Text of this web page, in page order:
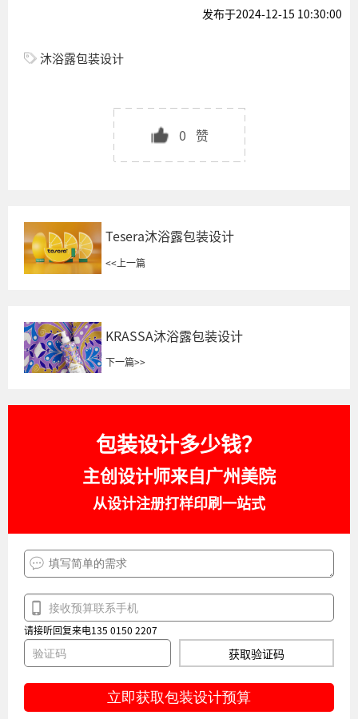
发布于2024-12-15 10:30:00
沐浴露包装设计
0 赞
Tesera沐浴露包装设计
<< 上一篇
KRASSA沐浴露包装设计
下一篇>>
包装设计多少钱？
主创设计师来自广州美院
从设计注册打样印刷一站式
请接听回复来电135 0150 2207
获取验证码
立即获取包装设计预算